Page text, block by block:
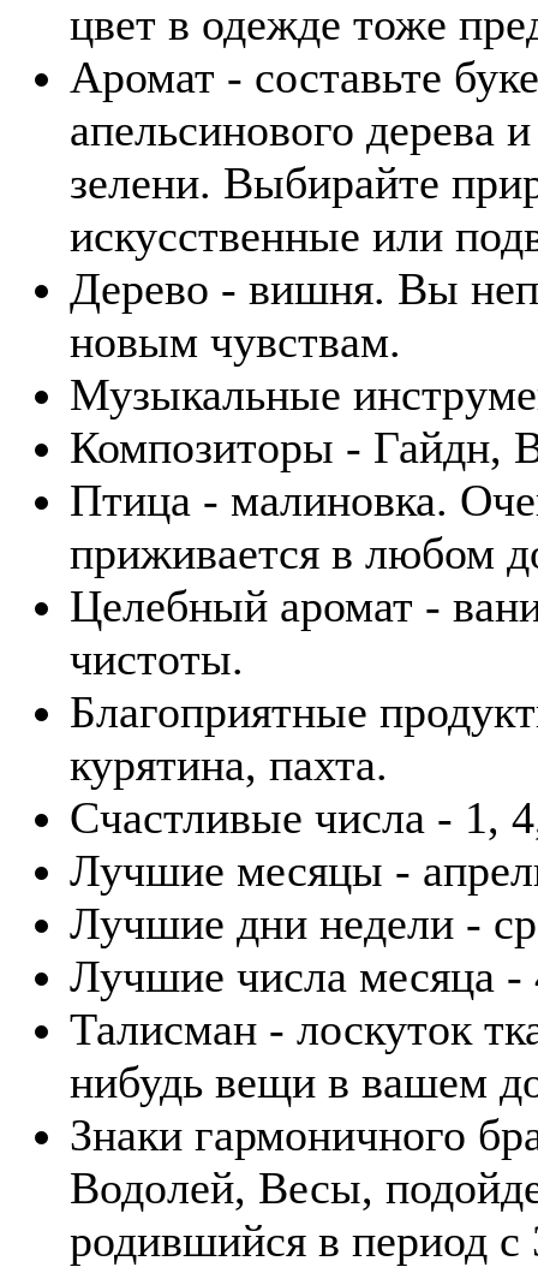
цвет в одежде тоже
Аромат - составьте
апельсинового дерева
зелени. Выбирайте
искусственные или
Дерево - вишня. Вы
новым чувствам.
Музыкальные
Композиторы - Гайдн,
Птица - малиновка.
приживается в любом
Целебный аромат -
чистоты.
Благоприятные
курятина, пахта.
Счастливые числа - 1,
Лучшие месяцы -
Лучшие дни недели -
Лучшие числа месяца -
Талисман - лоскуток
нибудь вещи в вашем
Знаки гармоничного
Водолей, Весы,
родившийся в период с